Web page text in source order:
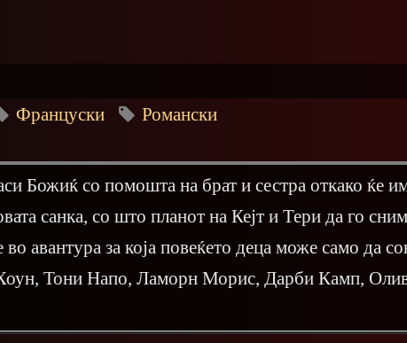
Француски
Романски
Божиќ со помошта на брат и сестра откако ќе
санка, со што планот на Кејт и Тери да го
авантура за која повеќето деца може само да
Тони Напо, Ламорн Морис, Дарби Камп,